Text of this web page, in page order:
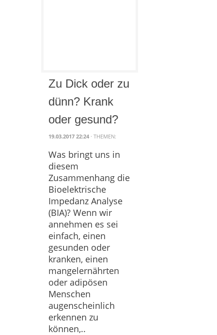
Zu Dick oder zu
dünn? Krank
oder gesund?
19.03.2017 22:24 · THEMEN:
Was bringt uns in
diesem
Zusammenhang die
Bioelektrische
Impedanz Analyse
(BIA)? Wenn wir
annehmen es sei
einfach, einen
gesunden oder
kranken, einen
mangelernährten
oder adipösen
Menschen
augenscheinlich
erkennen zu
können,..